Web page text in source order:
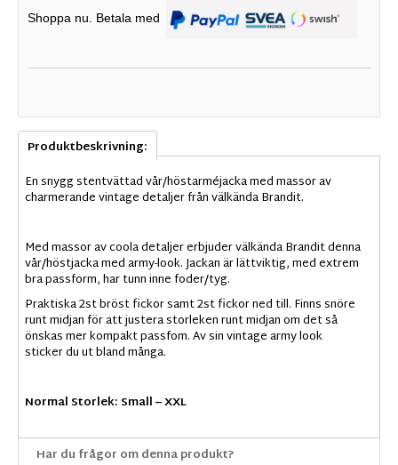
Shoppa nu. Betala med
Produktbeskrivning:
En snygg stentvättad vår/höstarméjacka med massor av
charmerande vintage detaljer från välkända Brandit.
Med massor av coola detaljer erbjuder välkända Brandit denna
vår/höstjacka med army-look. Jackan är lättviktig, med extrem
bra passform, har tunn inne foder/tyg.
Praktiska 2st bröst fickor samt 2st fickor ned till. Finns snöre
runt midjan för att justera storleken runt midjan om det så
önskas mer kompakt passfom. Av sin vintage army look
sticker du ut bland många.
Normal Storlek: Small – XXL
Har du frågor om denna produkt?